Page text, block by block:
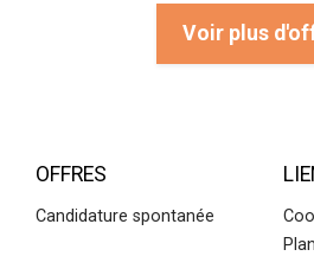
Voir plus
OFFRES
Candidature spontanée